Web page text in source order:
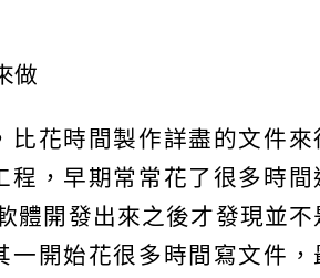
做
比花時間製作詳盡的文件來
程，早期常常花了很多時間
體開發出來之後才發現並不
一開始花很多時間寫文件，